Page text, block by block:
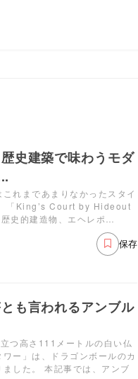
史建築で味わうモダ
れまであまりなかったスタイ
「King’s Court by Hideout
史的建造物、エヘレポ…
保存
も言われるアンブル
つ高さ111メートルの白い仏
ー」は、ドラゴンボールのカ
した。 本記事では、アンブ